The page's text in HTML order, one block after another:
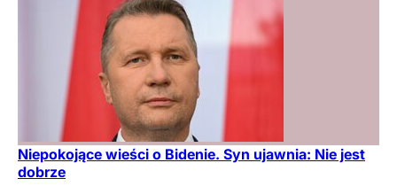
Niepokojące wieści o Bidenie. Syn ujawnia: Nie jest
dobrze